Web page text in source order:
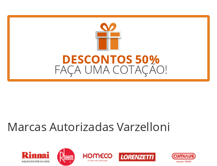
DESCONTOS 50%
FAÇA UMA COTAÇÃO!
Marcas Autorizadas Varzelloni